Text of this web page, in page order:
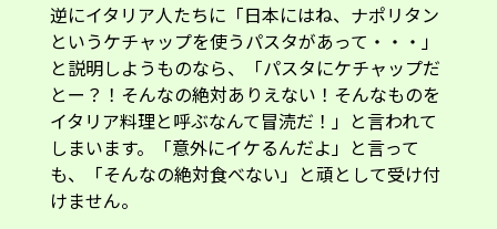
逆にイタリア人たちに「日本にはね、ナポリタン
というケチャップを使うパスタがあって・・・」
と説明しようものなら、「パスタにケチャップだ
とー？！そんなの絶対ありえない！そんなものを
イタリア料理と呼ぶなんて冒涜だ！」と言われて
しまいます。「意外にイケるんだよ」と言って
も、「そんなの絶対食べない」と頑として受け付
けません。